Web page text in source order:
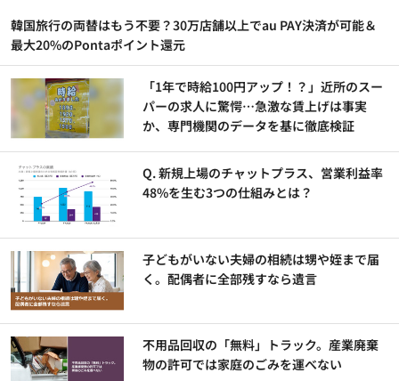
韓国旅行の両替はもう不要？30万店舗以上でau PAY決済が可能＆
最大20%のPontaポイント還元
「1年で時給100円アップ！？」近所のスー
パーの求人に驚愕…急激な賃上げは事実
か、専門機関のデータを基に徹底検証
Q. 新規上場のチャットプラス、営業利益率
48%を生む3つの仕組みとは？
子どもがいない夫婦の相続は甥や姪まで届
く。配偶者に全部残すなら遺言
不用品回収の「無料」トラック。産業廃棄
物の許可では家庭のごみを運べない